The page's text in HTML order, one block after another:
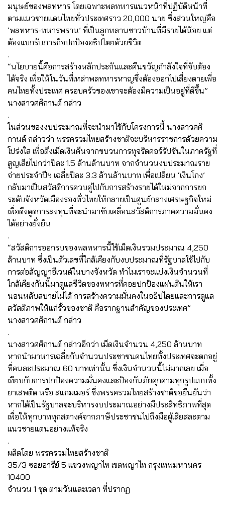
มนุษย์ของพลทหาร โดยเฉพาะพลทหารแนวหน้าที่ปฏิบัติหน้าที่
ตามแนวชายแดนไทยทั่วประเทศราว 20,000 นาย ซึ่งส่วนใหญ่คือ
‘พลทหาร-ทหารพราน’ ที่เป็นลูกหลานชาวบ้านที่มีรายได้น้อย แต่
ต้องแบกรับภารกิจปกป้องอธิปไตยด้วยชีวิต
.
“นโยบายนี้คือการสร้างหลักประกันและคืนขวัญกำลังใจที่จับต้อง
ได้จริง เพื่อให้ในวันที่เหล่าพลทหารหาญซึ่งต้องออกไปเสี่ยงตายเพื่อ
คนไทยทั้งประเทศ ครอบครัวของเขาจะต้องมีความเป็นอยู่ที่ดีขึ้น”
นางสาวศศิกานต์ กล่าว
.
ในส่วนของงบประมาณที่จะนำมาใช้กับโครงการนี้ นางสาวศศิ
กานต์ กล่าวว่า พรรครวมไทยสร้างชาติจะบริหารราชการด้วยความ
โปร่งใส เพื่อดึงเม็ดเงินคืนจากขบวนการทุจริตคอร์รัปชันในภาครัฐที่
สูญเสียไปกว่าปีละ 1.5 ล้านล้านบาท จากจำนวนงบประมาณราย
จ่ายประจำปีฯ เฉลี่ยปีละ 3.3 ล้านล้านบาท เพื่อเปลี่ยน ‘เงินโกง’
กลับมาเป็นสวัสดิการควบคู่ไปกับการสร้างรายได้ใหม่จากการยก
ระดับจังหวัดเมืองรองทั่วไทยให้กลายเป็นศูนย์กลางเศรษฐกิจใหม่
เพื่อดึงดูดการลงทุนที่จะนำมาขับเคลื่อนสวัสดิการภาคความมั่นคง
ได้อย่างยั่งยืน
.
“สวัสดิการออกรบของพลทหารนี้ใช้เม็ดเงินรวมประมาณ 4,250
ล้านบาท ซึ่งเป็นตัวเลขที่ใกล้เคียงกับงบประมาณที่รัฐบาลใช้ไปกับ
การต่อสัญญาอีเวนต์ในบางจังหวัด ทำไมเราจะแบ่งเงินจำนวนที่
ใกล้เคียงกันนี้มาดูแลชีวิตของทหารที่คอยปกป้องแผ่นดินให้เรา
นอนหลับสบายไม่ได้ การสร้างความมั่นคงในอธิปไตยและการดูแล
สวัสดิภาพให้แก่รั้วของชาติ คือรากฐานสำคัญของประเทศ”
นางสาวศศิกานต์ กล่าว
.
นางสาวศศิกานต์ กล่าวอีกว่า เม็ดเงินจำนวน 4,250 ล้านบาท
หากนำมาหารเฉลี่ยกับจำนวนประชาชนคนไทยทั้งประเทศจะตกอยู่
ที่คนละประมาณ 60 บาทเท่านั้น ซึ่งเงินจำนวนนี้ไม่มากเลย เมื่อ
เทียบกับการปกป้องความมั่นคงและป้องกันภัยคุกคามทุกรูปแบบทั้ง
ยาเสพติด หรือ สแกมเมอร์ ซึ่งพรรครวมไทยสร้างชาติขอยืนยันว่า
หากได้เป็นรัฐบาลจะบริหารงบประมาณอย่างมีประสิทธิภาพที่สุด
เพื่อให้ทุกบาททุกสตางค์จากภาษีประชาชนไปถึงมือผู้เสียสละตาม
แนวชายแดนอย่างแท้จริง
.
ผลิตโดย พรรครวมไทยสร้างชาติ
35/3 ซอยอารีย์ 5 แขวงพญาไท เขตพญาไท กรุงเทพมหานคร
10400
จำนวน 1 ชุด ตามวันและเวลา ที่ปรากฏ